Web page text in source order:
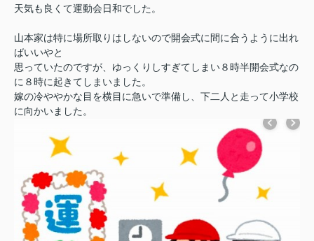
天気も良くて運動会日和でした。
山本家は特に場所取りはしないので開会式に間に合うように出れ
ばいいやと
思っていたのですが、ゆっくりしすぎてしまい８時半開会式なの
に８時に起きてしまいました。
嫁の冷ややかな目を横目に急いで準備し、下二人と走って小学校
に向かいました。